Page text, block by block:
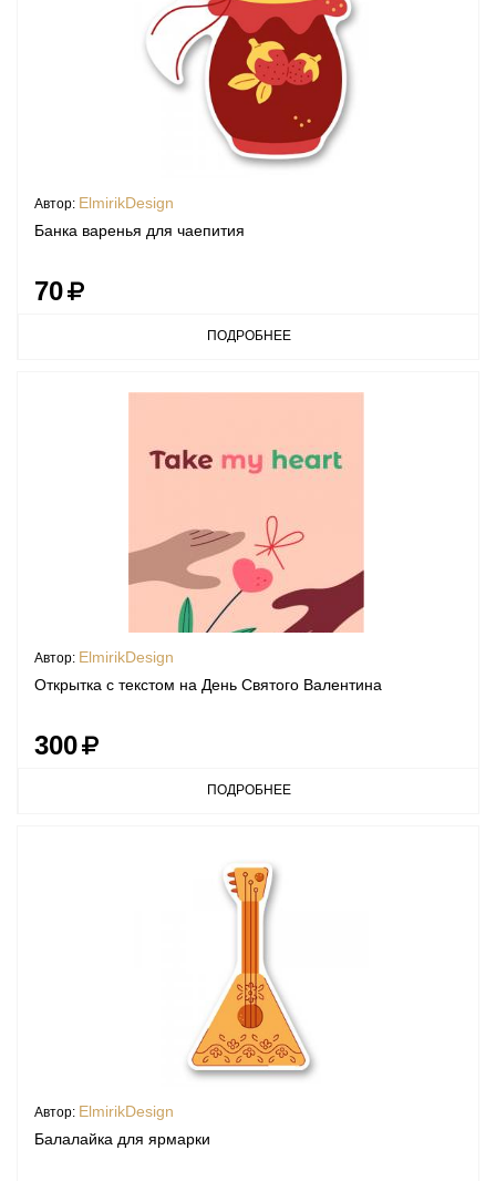
Автор: ElmirikDesign
Банка варенья для чаепития
70
ПОДРОБНЕЕ
Автор: ElmirikDesign
Открытка с текстом на День Святого Валентина
300
ПОДРОБНЕЕ
Автор: ElmirikDesign
Балалайка для ярмарки